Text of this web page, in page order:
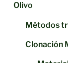
Olivo
Métodos
Clonación